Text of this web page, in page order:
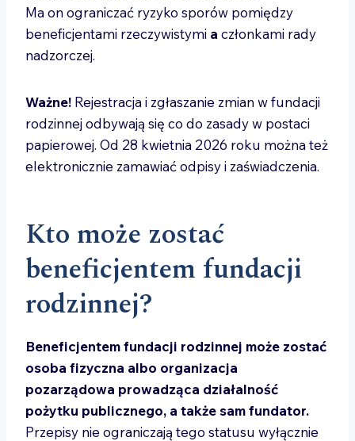
Ma on ograniczać ryzyko sporów pomiędzy
beneficjentami rzeczywistymi a członkami rady
nadzorczej.
Ważne! Rejestracja i zgłaszanie zmian w fundacji
rodzinnej odbywają się co do zasady w postaci
papierowej. Od 28 kwietnia 2026 roku można też
elektronicznie zamawiać odpisy i zaświadczenia.
Kto może zostać
beneficjentem fundacji
rodzinnej?
Beneficjentem fundacji rodzinnej może zostać
osoba fizyczna albo organizacja
pozarządowa prowadząca działalność
pożytku publicznego, a także sam fundator.
Przepisy nie ograniczają tego statusu wyłącznie